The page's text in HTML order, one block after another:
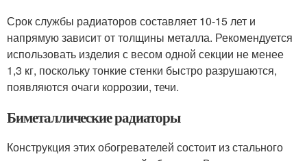
Срок службы радиаторов составляет 10-15 лет и
напрямую зависит от толщины металла. Рекомендуется
использовать изделия с весом одной секции не менее
1,3 кг, поскольку тонкие стенки быстро разрушаются,
появляются очаги коррозии, течи.
Биметаллические радиаторы
Конструкция этих обогревателей состоит из стального